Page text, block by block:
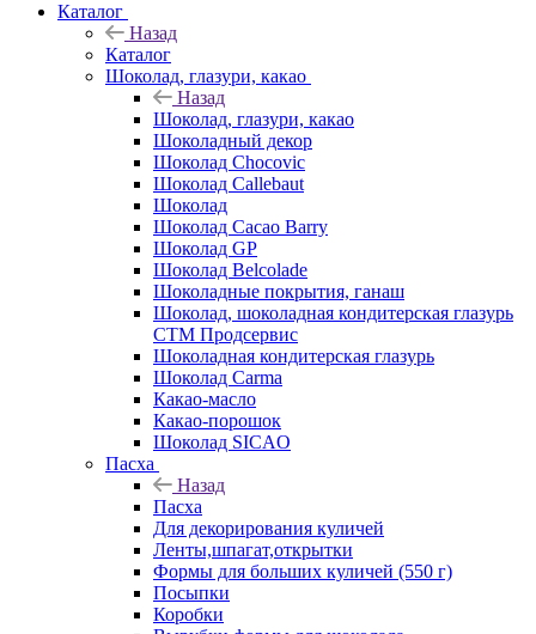
Каталог
Назад
Каталог
Шоколад, глазури, какао
Назад
Шоколад, глазури, какао
Шоколадный декор
Шоколад Chocovic
Шоколад Callebaut
Шоколад
Шоколад Cacao Barry
Шоколад GP
Шоколад Belcolade
Шоколадные покрытия, ганаш
Шоколад, шоколадная кондитерская глазурь
СТМ Продсервис
Шоколадная кондитерская глазурь
Шоколад Carma
Какао-масло
Какао-порошок
Шоколад SICAO
Пасха
Назад
Пасха
Для декорирования куличей
Ленты,шпагат,открытки
Формы для больших куличей (550 г)
Посыпки
Коробки